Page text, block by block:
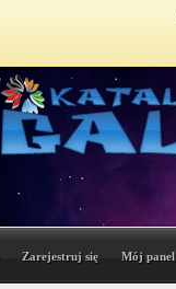
Zarejestruj się Mój panel